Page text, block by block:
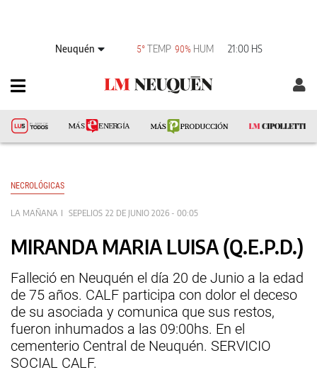
Neuquén 5° TEMP 90% HUM 21:00 HS
NECROLÓGICAS
LA MAÑANA SEPELIOS 22 DE JUNIO 2026 - 00:05
MIRANDA MARIA LUISA (Q.E.P.D.)
Falleció en Neuquén el día 20 de Junio a la edad
de 75 años. CALF participa con dolor el deceso
de su asociada y comunica que sus restos,
fueron inhumados a las 09:00hs. En el
cementerio Central de Neuquén. SERVICIO
SOCIAL CALF.